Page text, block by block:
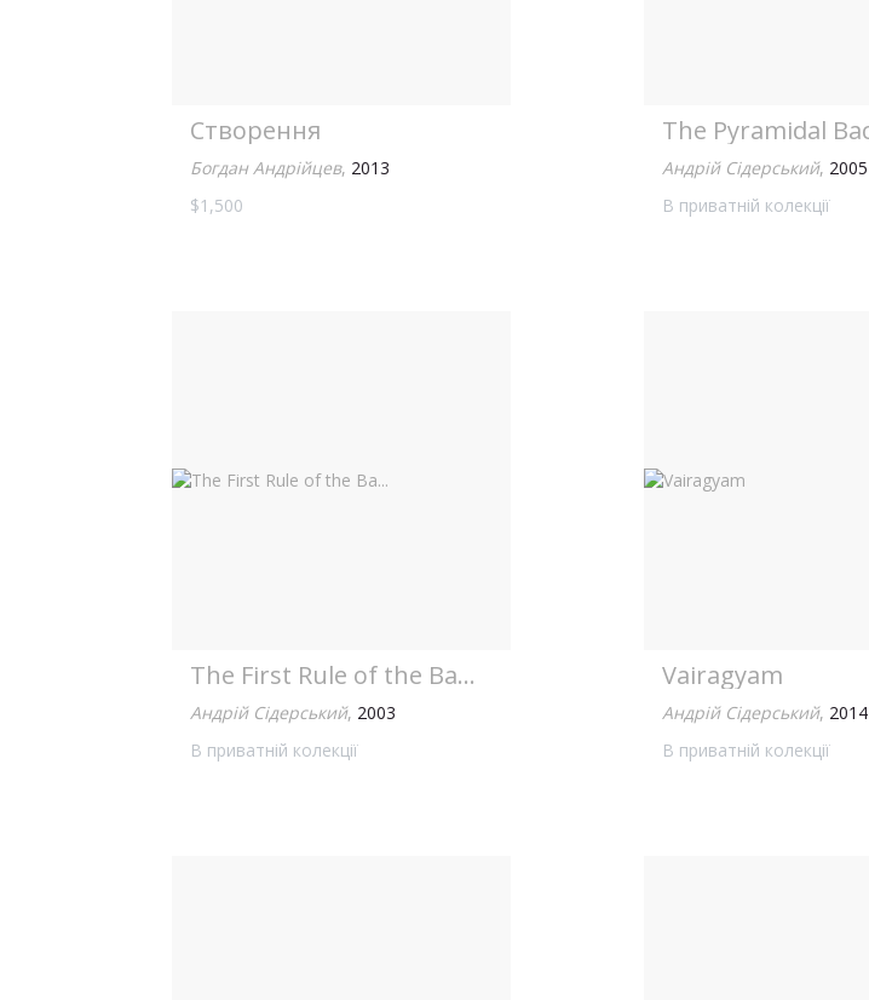
Створення
Богдан Андрійцев, 2013
$1,500
Андрій Сідерський, 2005
В приватній колекції
The First Rule of the Ba...
Андрій Сідерський, 2003
В приватній колекції
Vairagyam
Андрій Сідерський, 2014
В приватній колекції